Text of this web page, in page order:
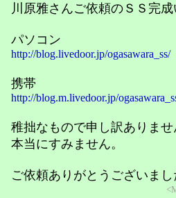
川原雅さんご依頼のＳＳ完成
パソコン
http://blog.livedoor.jp/ogasawara_ss/
携帯
http://blog.m.livedoor.jp/
稚拙なもので申し訳ありませ
本当にすみません。
ご依頼ありがとうございまし